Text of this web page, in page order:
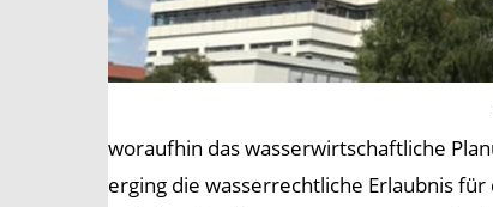
woraufhin das wasserwirtschaftliche
erging die wasserrechtliche Erlaubnis